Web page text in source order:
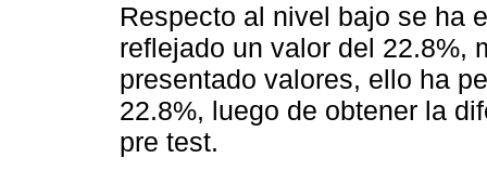
Respecto al nivel bajo se ha
reflejado un valor del 22.8%,
presentado valores, ello ha
22.8%, luego de obtener la
pre test.